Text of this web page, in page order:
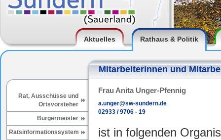
Aktuelles Rathaus & Politik
Mitarbeiterinnen und
Rat, Ausschüsse und
Ortsvorsteher
Bürgermeister
Ratsinformationssystem
Frau Anita Unger-Pfennig
a.unger@sw-sundern.de
02933 / 9706 - 19
ist in folgenden